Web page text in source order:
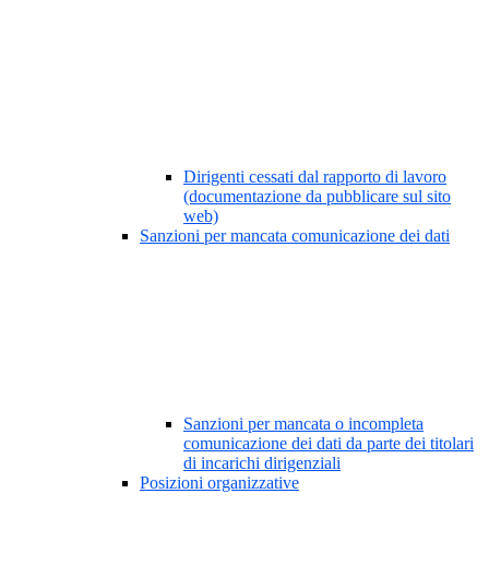
Dirigenti cessati dal rapporto di lavoro
(documentazione da pubblicare sul sito
web)
Sanzioni per mancata comunicazione dei dati
Sanzioni per mancata o incompleta
comunicazione dei dati da parte dei titolari
di incarichi dirigenziali
Posizioni organizzative